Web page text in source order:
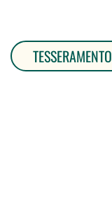
TESSERAMENTO